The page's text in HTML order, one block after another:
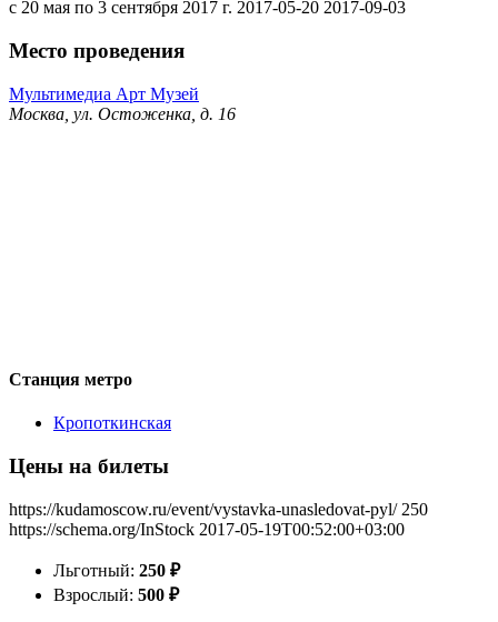
с 20 мая по 3 сентября 2017 г. 2017-05-20 2017-09-03
Место проведения
Мультимедиа Арт Музей
Москва, ул. Остоженка, д. 16
Станция метро
Кропоткинская
Цены на билеты
https://kudamoscow.ru/event/vystavka-unasledovat-pyl/ 250
https://schema.org/InStock 2017-05-19T00:52:00+03:00
Льготный: 250 ₽
Взрослый: 500 ₽